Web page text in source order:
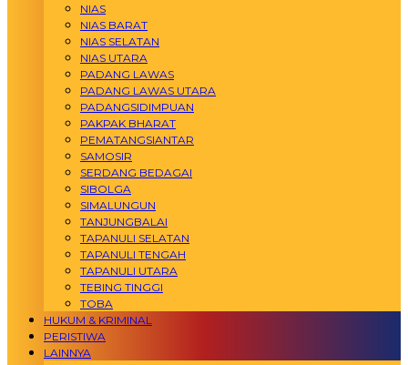
NIAS
NIAS BARAT
NIAS SELATAN
NIAS UTARA
PADANG LAWAS
PADANG LAWAS UTARA
PADANGSIDIMPUAN
PAKPAK BHARAT
PEMATANGSIANTAR
SAMOSIR
SERDANG BEDAGAI
SIBOLGA
SIMALUNGUN
TANJUNGBALAI
TAPANULI SELATAN
TAPANULI TENGAH
TAPANULI UTARA
TEBING TINGGI
TOBA
HUKUM & KRIMINAL
PERISTIWA
LAINNYA